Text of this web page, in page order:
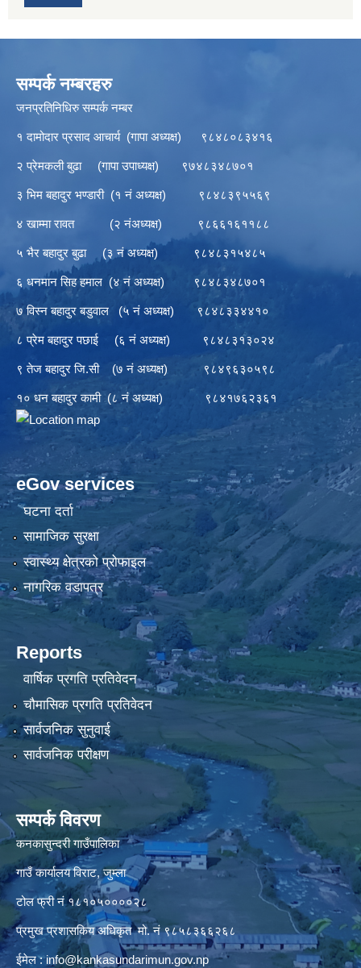
सम्पर्क नम्बरहरु
जनप्रतिनिधिरु सम्पर्क नम्बर
१ दामोदार प्रसाद आचार्य (गापा अध्यक्ष) ९८४८०८३४१६
२ प्रेमकली बुढा (गापा उपाध्यक्ष) ९७४८३४८७०१
३ भिम बहादुर भण्डारी (१ नं अध्यक्ष) ९८४८३९५५६९
४ खाम्मा रावत (२ नंअध्यक्ष) ९८६६१६११८८
५ भैर बहादुर बुढा (३ नं अध्यक्ष) ९८४८३१५४८५
६ धनमान सिह हमाल (४ नं अध्यक्ष) ९८४८३४८७०१
७ विस्न बहादुर बडुवाल (५ नं अध्यक्ष) ९८४८३३४४१०
८ प्रेम बहादुर पछाई (६ नं अध्यक्ष) ९८४८३१३०२४
९ तेज बहादुर जि.सी (७ नं अध्यक्ष) ९८४९६३०५९८
१० धन बहादुर कामी (८ नं अध्यक्ष) ९८४१७६२३६१
eGov services
घटना दर्ता
सामाजिक सुरक्षा
स्वास्थ्य क्षेत्रको प्रोफाइल
नागरिक वडापत्र
Reports
वार्षिक प्रगति प्रतिवेदन
चौमासिक प्रगति प्रतिवेदन
सार्वजनिक सुनुवाई
सार्वजनिक परीक्षण
सम्पर्क विवरण
कनकासुन्दरी गाउँपालिका
गाउँ कार्यालय विराट, जुम्ला
टोल फ्री नं १८१०५००००२८
प्रमुख प्रशासकिय अधिकृत मो. नं ९८५८३६६२६८
ईमेल :info@kankasundarimun.gov.np